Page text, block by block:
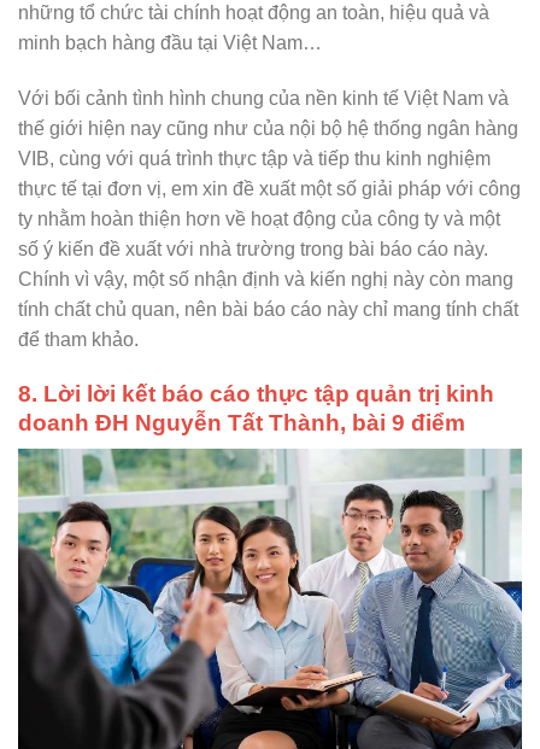
những tổ chức tài chính hoạt động an toàn, hiệu quả và
minh bạch hàng đầu tại Việt Nam…
Với bối cảnh tình hình chung của nền kinh tế Việt Nam và
thế giới hiện nay cũng như của nội bộ hệ thống ngân hàng
VIB, cùng với quá trình thực tập và tiếp thu kinh nghiệm
thực tế tại đơn vị, em xin đề xuất một số giải pháp với công
ty nhằm hoàn thiện hơn về hoạt động của công ty và một
số ý kiến đề xuất với nhà trường trong bài báo cáo này.
Chính vì vậy, một số nhận định và kiến nghị này còn mang
tính chất chủ quan, nên bài báo cáo này chỉ mang tính chất
để tham khảo.
8. Lời lời kết báo cáo thực tập quản trị kinh
doanh ĐH Nguyễn Tất Thành, bài 9 điểm